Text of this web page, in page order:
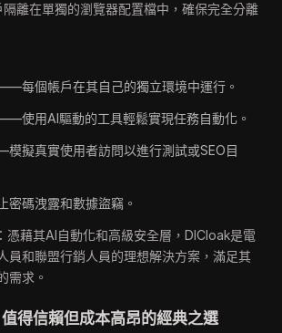
離在單獨的瀏覽器配置檔中，確保完全分離
每個帳戶在其自己的獨立環境中運行。
使用AI驅動的工具輕鬆實現任務自動化。
擬真實使用者訪問以進行測試或SEO目
碼洩露和數據盜竊。
：憑藉其AI自動化和高級安全層，DICloak是電
員和聯盟行銷人員的理想解決方案，滿足其
需求。
得信賴但成本高昂的經典之選